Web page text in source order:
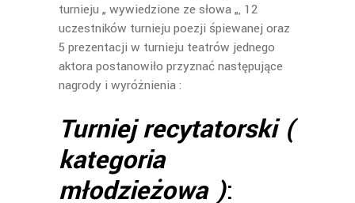
turnieju „ wywiedzione ze słowa „, 12
uczestników turnieju poezji śpiewanej oraz
5 prezentacji w turnieju teatrów jednego
aktora postanowiło przyznać następujące
nagrody i wyróżnienia :
Turniej recytatorski (
kategoria
młodzieżowa ):